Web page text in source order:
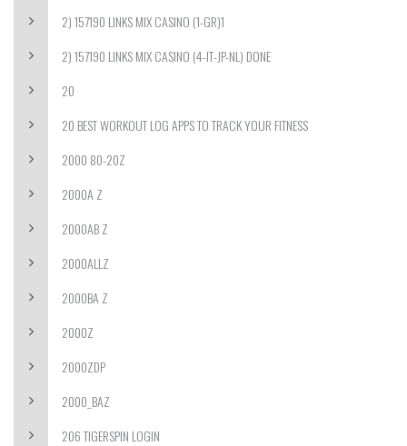
2) 157190 LINKS MIX CASINO (1-GR)1
2) 157190 LINKS MIX CASINO (4-IT-JP-NL) DONE
20
20 BEST WORKOUT LOG APPS TO TRACK YOUR FITNESS
2000 80-20Z
2000A Z
2000AB Z
2000ALLZ
2000BA Z
2000Z
2000ZDP
2000_BAZ
206 TIGERSPIN LOGIN